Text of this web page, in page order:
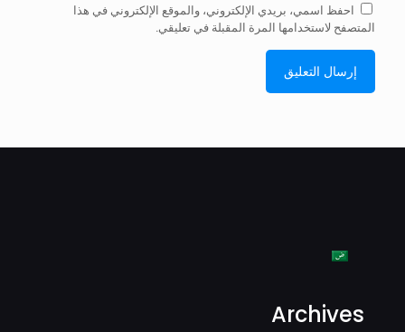
احفظ اسمي، بريدي الإلكتروني، والموقع الإلكتروني في هذا
المتصفح لاستخدامها المرة المقبلة في تعليقي.
Archives